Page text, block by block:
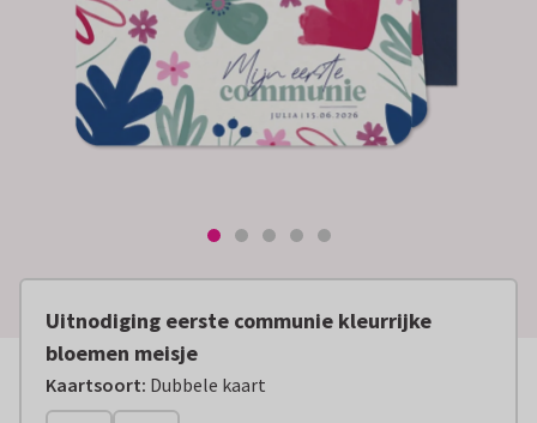
Uitnodiging eerste communie kleurrijke
bloemen meisje
Kaartsoort: Dubbele kaart